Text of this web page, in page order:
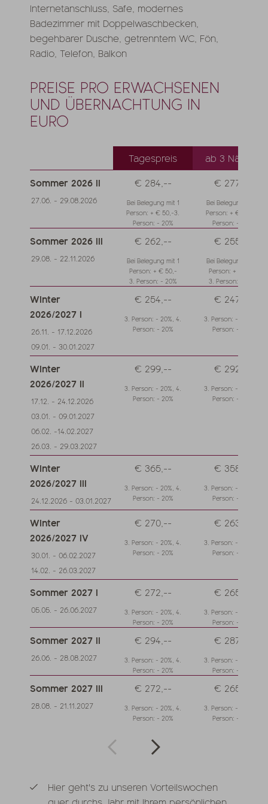
Internetanschluss, Safe, modernes
Badezimmer mit Doppelwaschbecken,
begehbarer Dusche, getrenntem WC, Fön,
Radio, Telefon, Balkon
PREISE PRO ERWACHSENEN
UND ÜBERNACHTUNG IN
EURO
Tagespreis
ab 3 Nächte
Sommer 2026 II
27.06. - 29.08.2026
€ 284,--
Bei Belegung mit 1
Person: + € 50,-3.
Person: - 20%
€ 277,--
Bei Belegung mit 1
Person: + € 50,-3.
Person: - 20%
Sommer 2026 III
29.08. - 22.11.2026
€ 262,--
Bei Belegung mit 1
Person: + € 50,-
3. Person: - 20%
€ 255,--
Bei Belegung mit 1
Person: + € 50,-
3. Person: - 20%
Winter
2026/2027 I
26.11. - 17.12.2026
09.01. - 30.01.2027
€ 254,--
3. Person: - 20%, 4.
Person: - 20%
€ 247,--
3. Person: - 20%, 4.
Person: - 20%
Winter
2026/2027 II
17.12. - 24.12.2026
03.01. - 09.01.2027
06.02. -14.02.2027
26.03. - 29.03.2027
€ 299,--
3. Person: - 20%, 4.
Person: - 20%
€ 292,--
3. Person: - 20%, 4.
Person: - 20%
Winter
2026/2027 III
24.12.2026 - 03.01.2027
€ 365,--
3. Person: - 20%, 4.
Person: - 20%
€ 358,--
3. Person: - 20%, 4.
Person: - 20%
Winter
2026/2027 IV
30.01. - 06.02.2027
14.02. - 26.03.2027
€ 270,--
3. Person: - 20%, 4.
Person: - 20%
€ 263,--
3. Person: - 20%, 4.
Person: - 20%
Sommer 2027 I
05.05. - 26.06.2027
€ 272,--
3. Person: - 20%, 4.
Person: - 20%
€ 265,--
3. Person: - 20%, 4.
Person: - 20%
Sommer 2027 II
26.06. - 28.08.2027
€ 294,--
3. Person: - 20%, 4.
Person: - 20%
€ 287,--
3. Person: - 20%, 4.
Person: - 20%
Sommer 2027 III
28.08. - 21.11.2027
€ 272,--
3. Person: - 20%, 4.
Person: - 20%
€ 265,--
3. Person: - 20%, 4.
Person: - 20%
Hier geht's zu unseren Vorteilswochen